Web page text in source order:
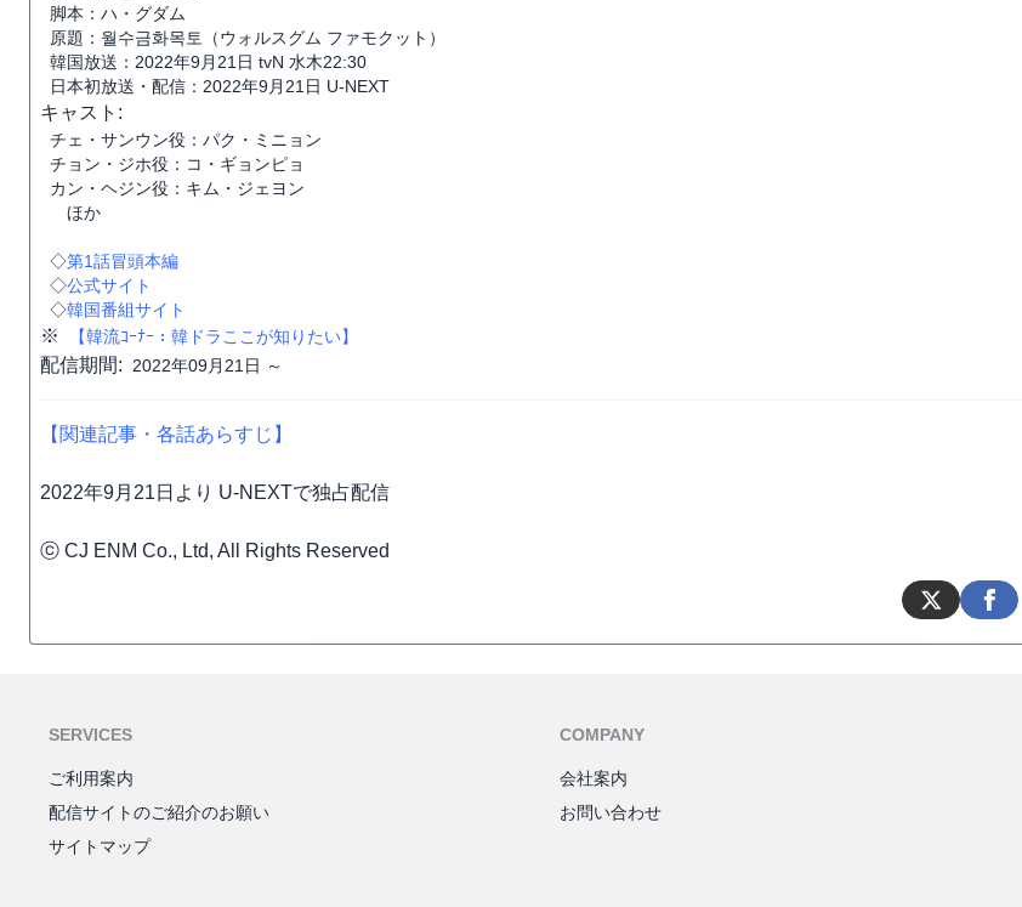
脚本：ハ・グダム
原題：월수금화목토（ウォルスグム ファモクット）
韓国放送：2022年9月21日 tvN 水木22:30
日本初放送・配信：2022年9月21日 U-NEXT
キャスト:
チェ・サンウン役：パク・ミニョン
チョン・ジホ役：コ・ギョンピョ
カン・ヘジン役：キム・ジェヨン
ほか
◇第1話冒頭本編
◇公式サイト
◇韓国番組サイト
※ 【韓流ｺｰﾅｰ：韓ドラここが知りたい】
配信期間: 2022年09月21日 ～
【関連記事・各話あらすじ】
2022年9月21日より U-NEXTで独占配信
ⓒ CJ ENM Co., Ltd, All Rights Reserved
SERVICES
ご利用案内
配信サイトのご紹介のお願い
サイトマップ
COMPANY
会社案内
お問い合わせ